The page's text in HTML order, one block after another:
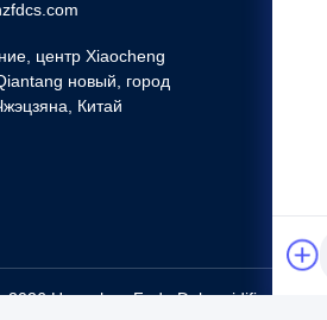
центр Xiaocheng
новый, город
Китай
Hangzhou Fuda Dehumidification